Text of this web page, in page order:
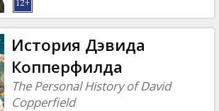
История Дэвида
Копперфилда
The Personal History of David
Copperfield